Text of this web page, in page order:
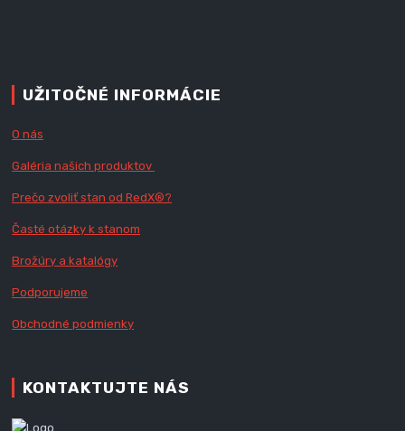
UŽITOČNÉ INFORMÁCIE
O nás
Galéria našich produktov
Prečo zvoliť stan od RedX®?
Časté otázky k stanom
Brožúry a katalógy
Podporujeme
Obchodné podmienky
KONTAKTUJTE NÁS